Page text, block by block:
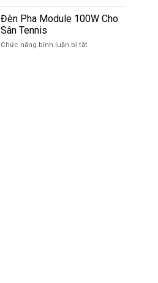
Pha
Đèn Pha Module 100W Cho
Sân Tennis
Chức năng bình luận bị tắt